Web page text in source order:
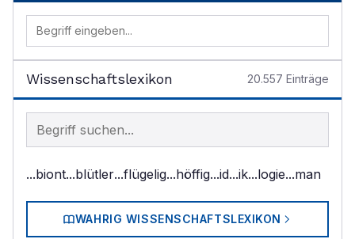
Wissenschaftslexikon 20.557 Einträge
Begriff im Lexikon suchen
...biont...blütler...flügelig...höffig...id...ik...logie...man
WAHRIG WISSENSCHAFTSLEXIKON